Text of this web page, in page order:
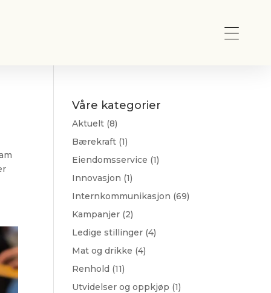
Våre kategorier
Aktuelt (8)
Bærekraft (1)
Eiendomsservice (1)
Innovasjon (1)
Internkommunikasjon (69)
Kampanjer (2)
Ledige stillinger (4)
Mat og drikke (4)
Renhold (11)
Utvidelser og oppkjøp (1)